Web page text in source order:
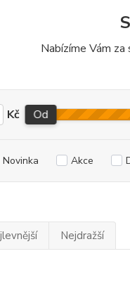
Nabízíme Vám
Kč Od
Novinka Akce
Nejdražší